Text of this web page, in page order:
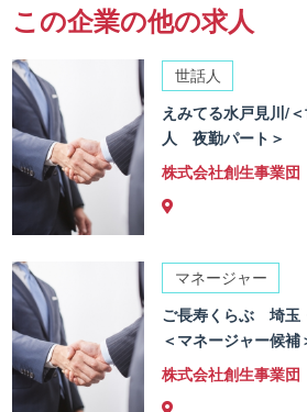
この企業の他の求人
世話人
えみてる水戸見川/
人 夜勤パート＞
株式会社創生事業団
マネージャー
ご長寿くらぶ 埼玉
＜マネージャー候補
株式会社創生事業団